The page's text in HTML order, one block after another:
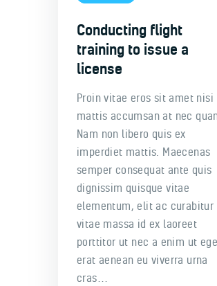
Conducting flight
training to issue a
license
Proin vitae eros sit amet nisi
mattis accumsan at nec
Nam non libero quis ex
imperdiet mattis. Maecenas
semper consequat ante quis
dignissim quisque vitae
elementum, elit ac curabitur
vitae massa id ex laoreet
porttitor ut nec a enim ut
erat aenean eu viverra urna
cras…